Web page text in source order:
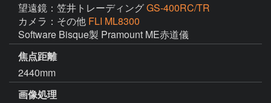
望遠鏡：笠井トレーディングGS-400RC/TR
カメラ：その他 FLI ML8300
Software Bisque製 Pramount ME赤道儀
焦点距離
2440mm
画像処理